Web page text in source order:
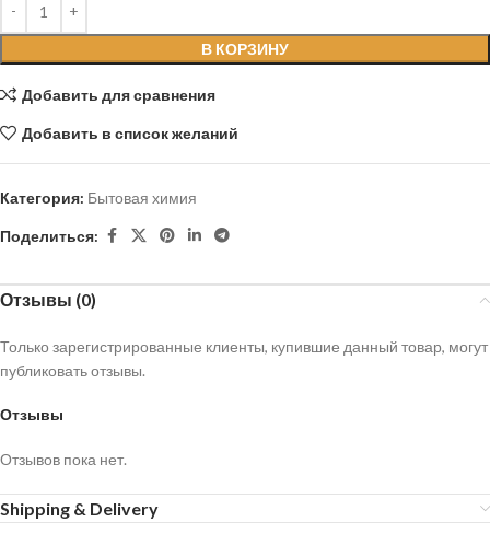
В КОРЗИНУ
Добавить для сравнения
Добавить в список желаний
Категория: Бытовая химия
Поделиться:
Отзывы (0)
Отзывы
Отзывов пока нет.
Только зарегистрированные клиенты, купившие данный товар, могут
публиковать отзывы.
Shipping & Delivery